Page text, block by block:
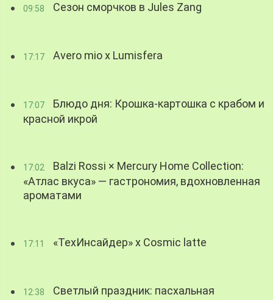
09:58 Сезон сморчков в Jules Zang
17:17 Avero mio x Lumisfera
17:07
Блюдо дня: Крошка-картошка с крабом и
красной икрой
17:02
Balzi Rossi × Mercury Home Collection:
«Атлас вкуса» — гастрономия, вдохновленная
ароматами
17:11 «ТехИнсайдер» х Cosmic latte
12:38
Светлый праздник: пасхальная